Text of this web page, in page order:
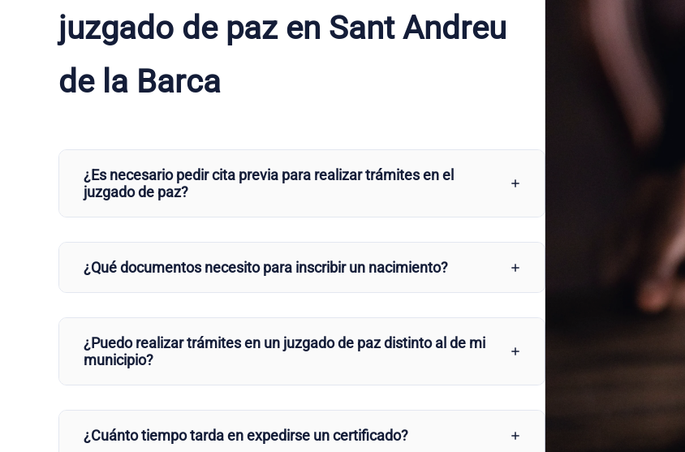
juzgado de paz en Sant Andreu
de la Barca
¿Es necesario pedir cita previa para realizar trámites en el
juzgado de paz?
¿Qué documentos necesito para inscribir un nacimiento?
¿Puedo realizar trámites en un juzgado de paz distinto al de mi
municipio?
¿Cuánto tiempo tarda en expedirse un certificado?